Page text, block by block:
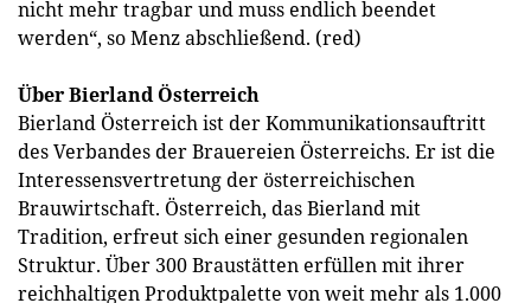
nicht mehr tragbar und muss endlich beendet
werden“, so Menz abschließend. (red)
Über Bierland Österreich
Bierland Österreich ist der Kommunikationsauftritt
des Verbandes der Brauereien Österreichs. Er ist die
Interessensvertretung der österreichischen
Brauwirtschaft. Österreich, das Bierland mit
Tradition, erfreut sich einer gesunden regionalen
Struktur. Über 300 Braustätten erfüllen mit ihrer
reichhaltigen Produktpalette von weit mehr als 1.000